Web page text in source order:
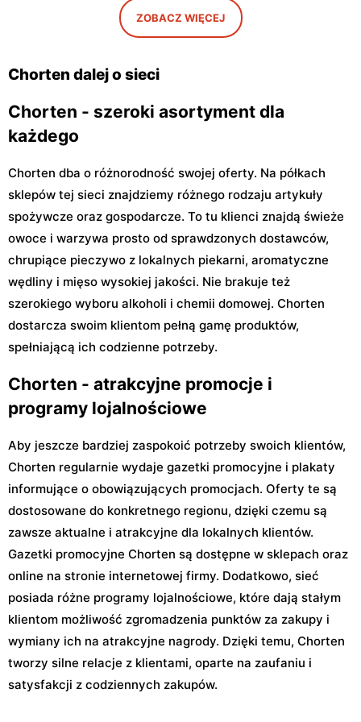
Warszawa, ul. Władysława
Tatarkiewicza 10a
ZOBACZ WIĘCEJ
Chorten dalej o sieci
Chorten - szeroki asortyment dla
każdego
Chorten dba o różnorodność swojej oferty. Na półkach
sklepów tej sieci znajdziemy różnego rodzaju artykuły
spożywcze oraz gospodarcze. To tu klienci znajdą świeże
owoce i warzywa prosto od sprawdzonych dostawców,
chrupiące pieczywo z lokalnych piekarni, aromatyczne
wędliny i mięso wysokiej jakości. Nie brakuje też
szerokiego wyboru alkoholi i chemii domowej. Chorten
dostarcza swoim klientom pełną gamę produktów,
spełniającą ich codzienne potrzeby.
Chorten - atrakcyjne promocje i
programy lojalnościowe
Aby jeszcze bardziej zaspokoić potrzeby swoich klientów,
Chorten regularnie wydaje gazetki promocyjne i plakaty
informujące o obowiązujących promocjach. Oferty te są
dostosowane do konkretnego regionu, dzięki czemu są
zawsze aktualne i atrakcyjne dla lokalnych klientów.
Gazetki promocyjne Chorten są dostępne w sklepach oraz
online na stronie internetowej firmy. Dodatkowo, sieć
posiada różne programy lojalnościowe, które dają stałym
klientom możliwość zgromadzenia punktów za zakupy i
wymiany ich na atrakcyjne nagrody. Dzięki temu, Chorten
tworzy silne relacje z klientami, oparte na zaufaniu i
satysfakcji z codziennych zakupów.